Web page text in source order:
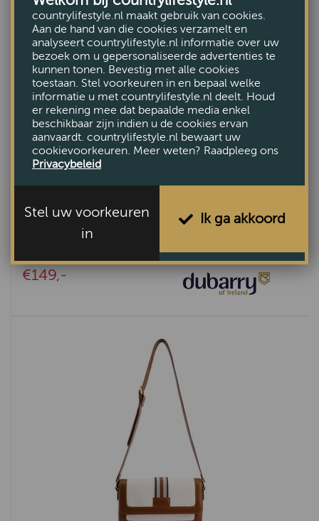
€149,-
countrylifestyle.nl maakt gebruik van cookies.
Aan de hand van die cookies verzamelt en
analyseert countrylifestyle.nl informatie over uw
bezoek om u gepersonaliseerde advertenties te
kunnen tonen. Bevestig met alle cookies
toestaan. Stel voorkeuren in en bepaal welke
informatie u met countrylifestyle.nl deelt. Houd
er rekening mee dat bepaalde media enkel
beschikbaar zijn indien u de cookies ervan
aanvaardt. countrylifestyle.nl bewaart uw
cookievoorkeuren. Meer weten? Raadpleeg ons
Privacybeleid
Stel uw voorkeuren
in
Ik ga akkoord